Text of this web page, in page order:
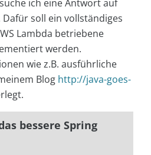
ich eine Antwort auf
Dafür soll ein vollständiges
Lambda betriebene
werden.
wie z.B. ausführliche
Blog http://java-goes-
bessere Spring